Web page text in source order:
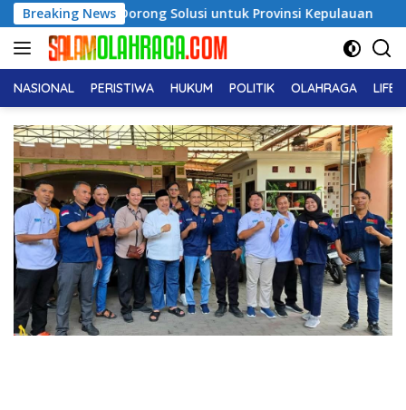
Langsung
ke
konten
Breaking News
Dorong Solusi untuk Provinsi Kepulauan Pendiri No
NASIONAL PERISTIWA HUKUM POLITIK OLAHRAGA